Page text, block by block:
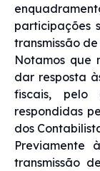
participações
transmissão
Notamos que
dar resposta
fiscais, pelo
respondidas
dos
Previamente
transmissão